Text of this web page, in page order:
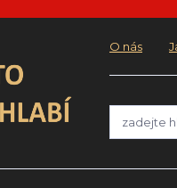
O nás